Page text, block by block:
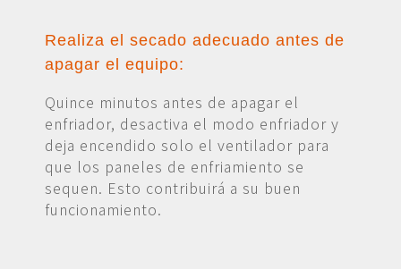
Realiza el secado adecuado antes de
apagar el equipo:
Quince minutos antes de apagar el
enfriador, desactiva el modo enfriador y
deja encendido solo el ventilador para
que los paneles de enfriamiento se
sequen. Esto contribuirá a su buen
funcionamiento.